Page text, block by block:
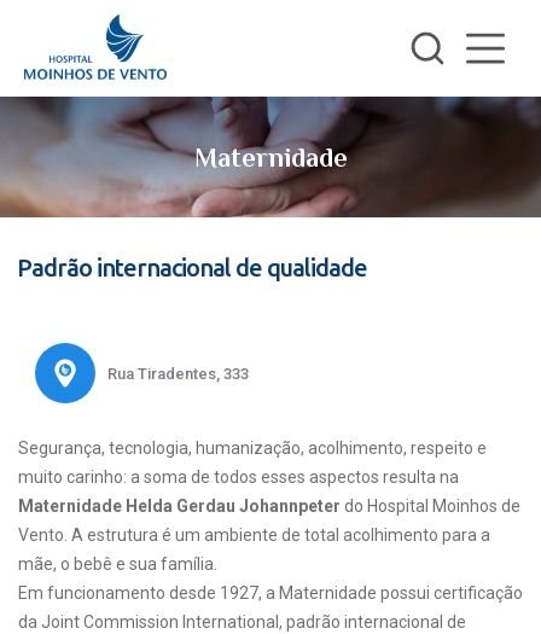
Maternidade
Padrão internacional de qualidade
Rua Tiradentes, 333
Segurança, tecnologia, humanização, acolhimento, respeito e
muito carinho: a soma de todos esses aspectos resulta na
Maternidade Helda Gerdau Johannpeter do Hospital Moinhos de
Vento. A estrutura é um ambiente de total acolhimento para a
mãe, o bebê e sua família.
Em funcionamento desde 1927, a Maternidade possui certificação
da Joint Commission International, padrão internacional de